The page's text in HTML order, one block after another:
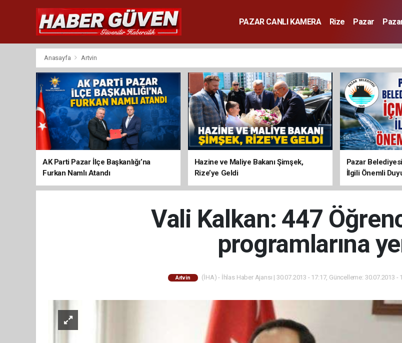
PAZAR CANLI KAMERA Rize Pazar
Anasayfa Artvin
AK Parti Pazar İlçe Başkanlığı’na
Furkan Namlı Atandı
Hazine ve Maliye Bakanı Şimşek,
Rize’ye Geldi
Pazar
İlgili Önemli
Vali Kalkan: 447
programlarına
Artvin (İHA) - İhlas Haber Ajansı | 30.07.2013 - 17:17, Güncelleme: 30.07.2013 -